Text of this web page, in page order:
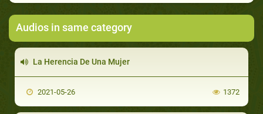
Audios in same category
La Herencia De Una Mujer
2021-05-26 1372